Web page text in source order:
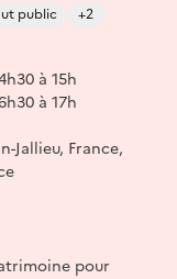
public +2
à 15h
à 17h
Jallieu, France,
pour